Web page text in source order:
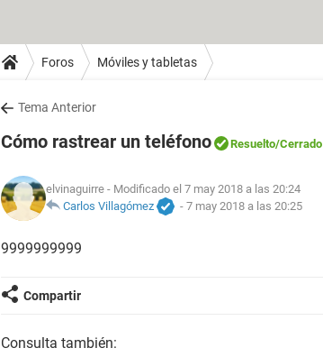
Foros Móviles y tabletas
Tema Anterior
Cómo rastrear un teléfono Resuelto/Cerrado
elvinaguirre - Modificado el 7 may 2018 a las 20:24
Carlos Villagómez
- 7 may 2018 a las 20:25
9999999999
Compartir
Consulta también: